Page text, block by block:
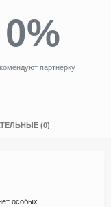
0%
партнерку
(0)
особых